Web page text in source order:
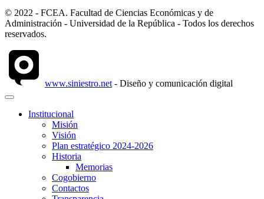
© 2022 - FCEA. Facultad de Ciencias Económicas y de
Administración - Universidad de la República - Todos los derechos
reservados.
www.siniestro.net - Diseño y comunicación digital
Institucional
Misión
Visión
Plan estratégico 2024-2026
Historia
Memorias
Cogobierno
Contactos